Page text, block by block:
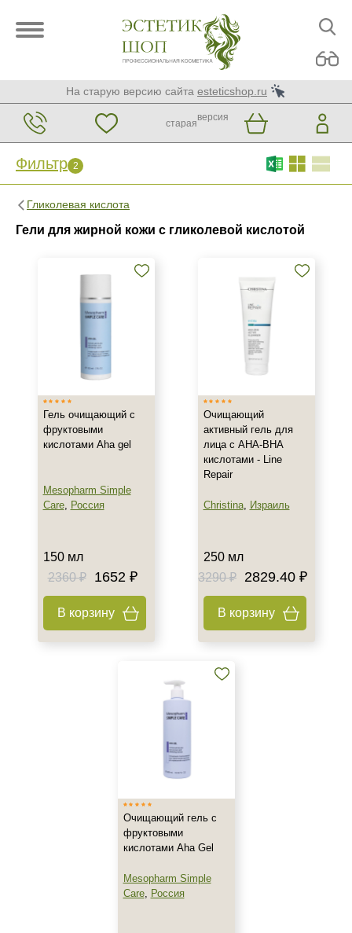
На старую версию сайта esteticshop.ru
старая
версия
Фильтр 2
Гликолевая кислота
Гели для жирной кожи с гликолевой кислотой
Фильтр 2 Сброс
Mesopharm Simple Care
Показать еще
Тип товара
Крем
Мыло
Класс косметики
Профессиональная
Тип кожи
Любой возраст (от 18 лет)
Гель очищающий с
фруктовыми
кислотами Aha gel
Mesopharm Simple
Care, Россия
150 мл
2360 ₽
1652 ₽
В корзину
Очищающий
активный гель для
лица с AHA-BHA
кислотами - Line
Repair
Christina, Израиль
250 мл
3290 ₽
2829.40 ₽
В корзину
Очищающий гель с
фруктовыми
кислотами Aha Gel
Mesopharm Simple
Care, Россия